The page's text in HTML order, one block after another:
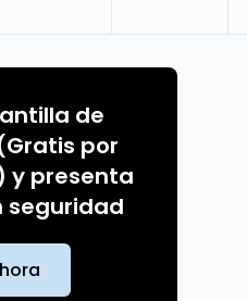
de
por
y presenta
seguridad